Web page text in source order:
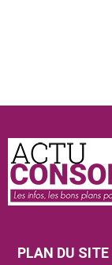
PLAN DU SITE